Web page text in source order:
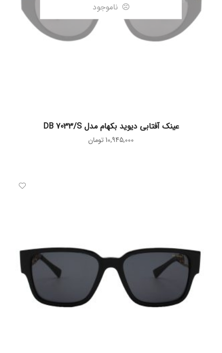
ناموجود
اطلاعات بیشتر
عینک آفتابی دیوید بکهام مدل DB 7033/S
10,945,000تومان